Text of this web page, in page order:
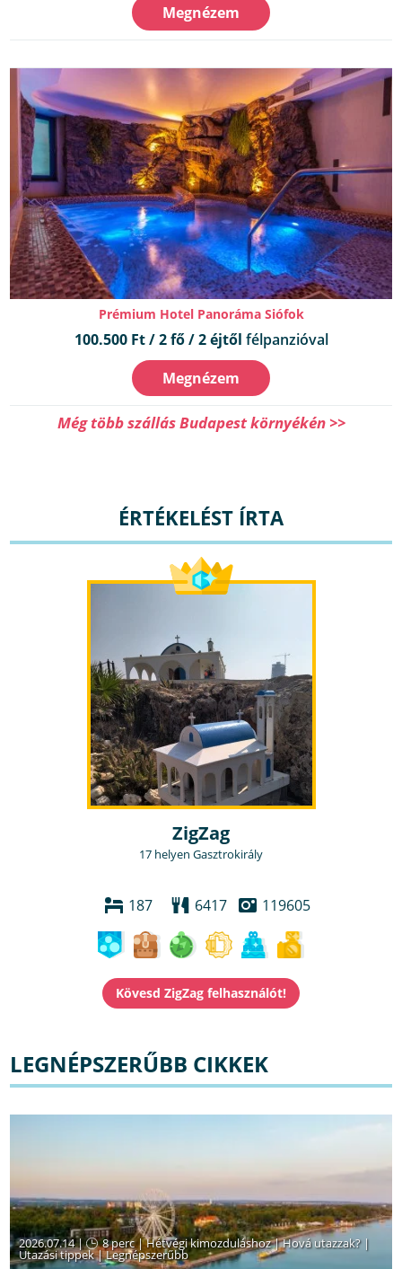
Megnézem
Prémium Hotel Panoráma Siófok
100.500 Ft / 2 fő / 2 éjtől félpanzióval
Megnézem
Még több szállás Budapest környékén >>
ÉRTÉKELÉST ÍRTA
ZigZag
17 helyen Gasztrokirály
187 6417 119605
LEGNÉPSZERŰBB CIKKEK
2026.07.14 | 8 perc|Hétvégi kimozduláshoz|Hová utazzak? |
Utazási tippek|Legnépszerűbb